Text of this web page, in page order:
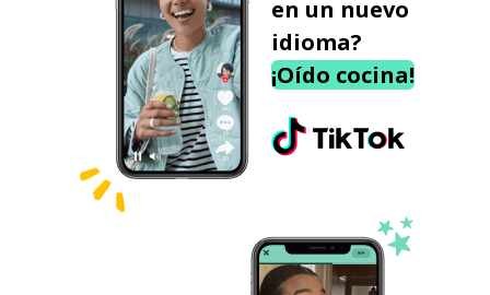
en un nuevo
idioma?
¡Oído cocina!